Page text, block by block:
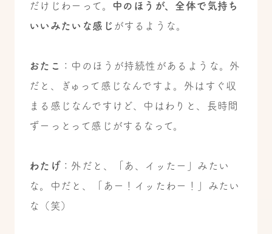
だけじわーって。 中のほうが、全体で気持ち
いいみたいな感じ がするような。
おたこ ：中のほうが持続性があるような。 外
だと、ぎゅって感じなんですよ。外はすぐ収
まる感じなんですけど、中はわりと、長時間
ずーっとって感じがするなって。
わたげ ：外だと、「あ、イッたー」みたい
な。中だと、「あー！イッたわー！」みたい
な（笑）